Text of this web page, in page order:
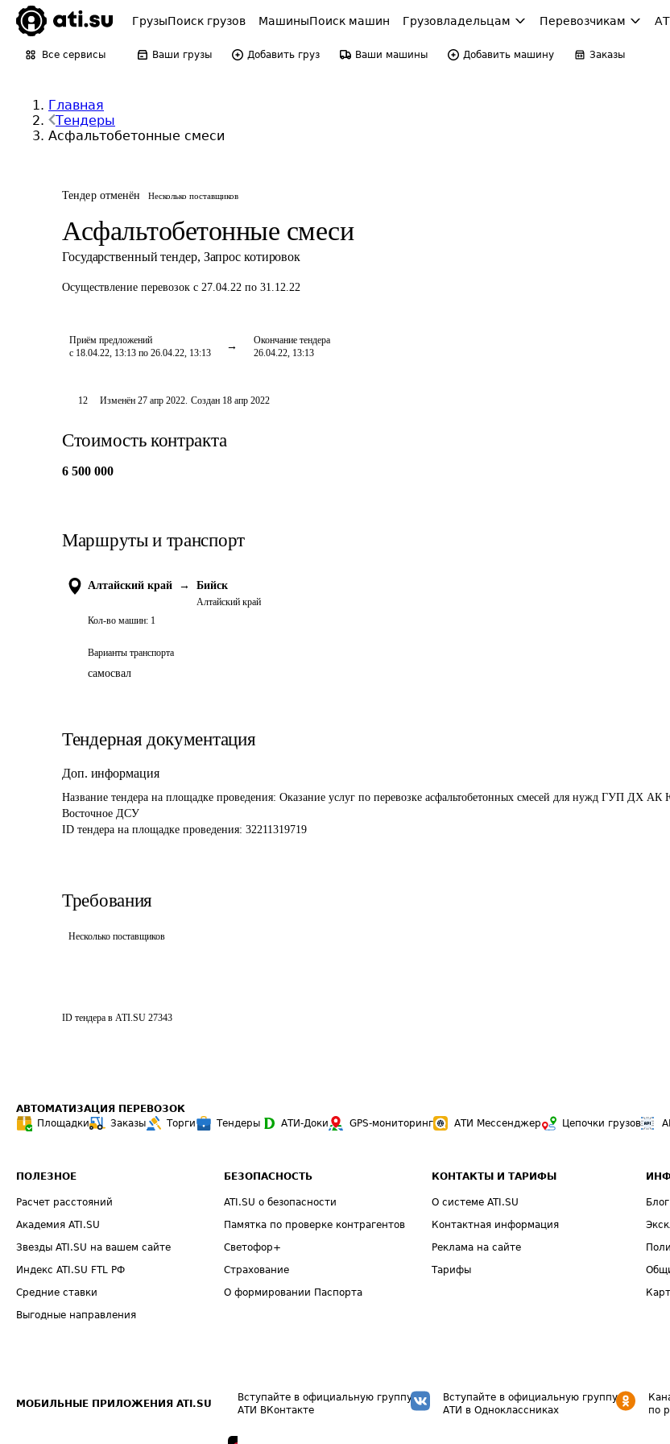
ГрузыПоиск грузов МашиныПоиск машин Грузовладельцам Перевозчикам
Все сервисы Ваши грузы Добавить груз Ваши машины Добавить машину Заказы
Главная
Тендеры
Асфальтобетонные смеси
Тендер отменён Несколько поставщиков
Асфальтобетонные смеси
Государственный тендер, Запрос котировок
Осуществление перевозок с 27.04.22 по 31.12.22
Приём предложений
с 18.04.22, 13:13 по 26.04.22, 13:13
Окончание тендера
26.04.22, 13:13
12 Изменён27 апр 2022. Создан 18 апр 2022
Стоимость контракта
6 500 000
Маршруты и транспорт
Алтайский край → Бийск
Алтайский край
Кол-во машин: 1
Варианты транспорта
самосвал
Тендерная документация
Доп. информация
Название тендера на площадке проведения: Оказание услуг по перевозке асфальтобетонных смесей для нужд ГУП ДХ АК
Восточное ДСУ
ID тендера на площадке проведения: 32211319719
Требования
Несколько поставщиков
ID тендера в ATI.SU 27343
АВТОМАТИЗАЦИЯ ПЕРЕВОЗОК
Площадки
Заказы Торги Тендеры АТИ-Доки GPS-мониторинг АТИ Мессенджер Цепочки грузов
ПОЛЕЗНОЕ
Расчет расстояний
Академия ATI.SU
Звезды ATI.SU на вашем сайте
Индекс ATI.SU FTL РФ
Средние ставки
Выгодные направления
БЕЗОПАСНОСТЬ
ATI.SU о безопасности
Памятка по проверке контрагентов
Светофор+
Страхование
О формировании Паспорта
КОНТАКТЫ И ТАРИФЫ
О системе ATI.SU
Контактная информация
Реклама на сайте
Тарифы
Блог
МОБИЛЬНЫЕ ПРИЛОЖЕНИЯ ATI.SU
Вступайте в официальную группу
АТИ ВКонтакте
Вступайте в официальную группу
АТИ в Одноклассниках
по